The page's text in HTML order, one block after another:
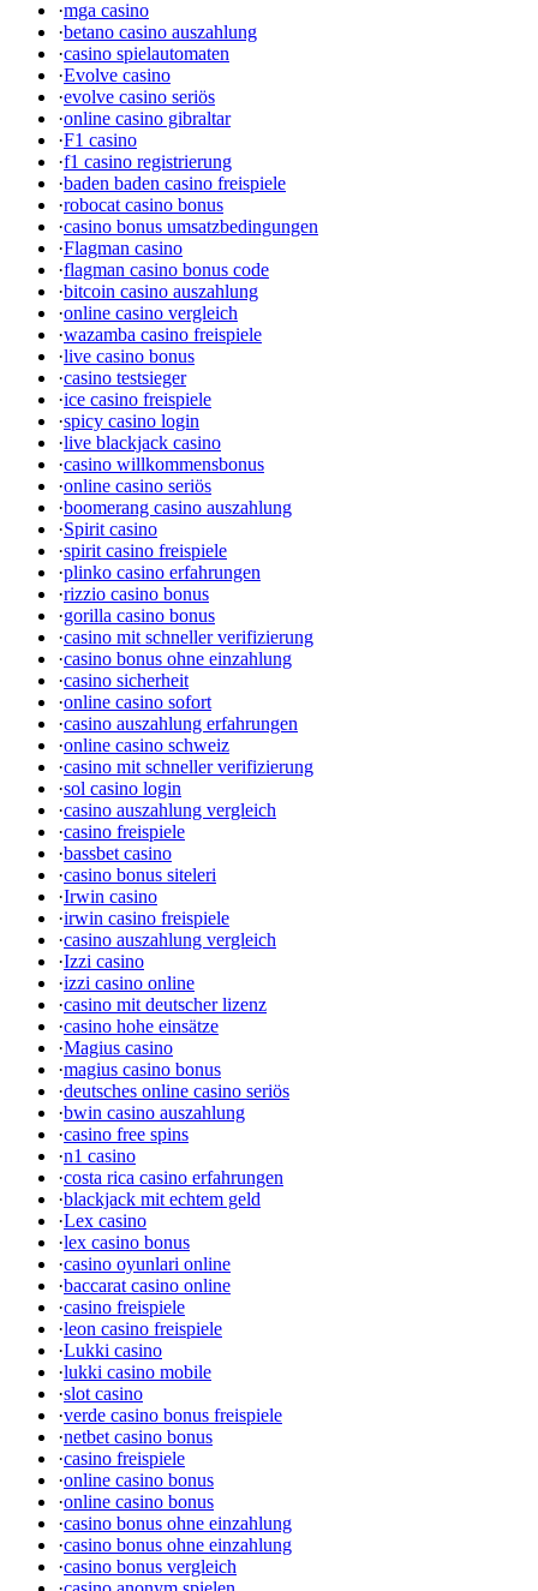
·mga casino
·betano casino auszahlung
·casino spielautomaten
·Evolve casino
·evolve casino seriös
·online casino gibraltar
·F1 casino
·f1 casino registrierung
·baden baden casino freispiele
·robocat casino bonus
·casino bonus umsatzbedingungen
·Flagman casino
·flagman casino bonus code
·bitcoin casino auszahlung
·online casino vergleich
·wazamba casino freispiele
·live casino bonus
·casino testsieger
·ice casino freispiele
·spicy casino login
·live blackjack casino
·casino willkommensbonus
·online casino seriös
·boomerang casino auszahlung
·Spirit casino
·spirit casino freispiele
·plinko casino erfahrungen
·rizzio casino bonus
·gorilla casino bonus
·casino mit schneller verifizierung
·casino bonus ohne einzahlung
·casino sicherheit
·online casino sofort
·casino auszahlung erfahrungen
·online casino schweiz
·casino mit schneller verifizierung
·sol casino login
·casino auszahlung vergleich
·casino freispiele
·bassbet casino
·casino bonus siteleri
·Irwin casino
·irwin casino freispiele
·casino auszahlung vergleich
·Izzi casino
·izzi casino online
·casino mit deutscher lizenz
·casino hohe einsätze
·Magius casino
·magius casino bonus
·deutsches online casino seriös
·bwin casino auszahlung
·casino free spins
·n1 casino
·costa rica casino erfahrungen
·blackjack mit echtem geld
·Lex casino
·lex casino bonus
·casino oyunlari online
·baccarat casino online
·casino freispiele
·leon casino freispiele
·Lukki casino
·lukki casino mobile
·slot casino
·verde casino bonus freispiele
·netbet casino bonus
·casino freispiele
·online casino bonus
·online casino bonus
·casino bonus ohne einzahlung
·casino bonus ohne einzahlung
·casino bonus vergleich